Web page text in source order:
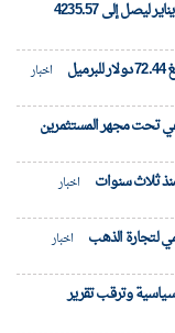
اخبار
تحت مجهر المستثمرين
ثلاث سنوات
اخبار
لتجارة الذهب
اخبار
وترقب تقرير